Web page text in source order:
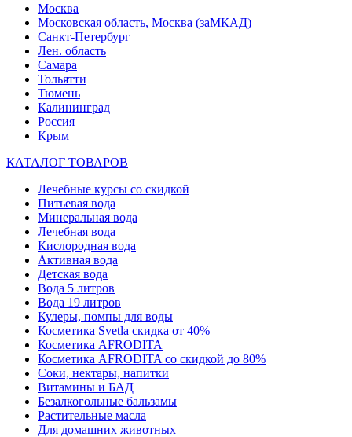
Москва
Московская область, Москва (заМКАД)
Санкт-Петербург
Лен. область
Самара
Тольятти
Тюмень
Калининград
Россия
Крым
КАТАЛОГ ТОВАРОВ
Лечебные курсы со скидкой
Питьевая вода
Минеральная вода
Лечебная вода
Кислородная вода
Активная вода
Детская вода
Вода 5 литров
Вода 19 литров
Кулеры, помпы для воды
Косметика Svetla скидка от 40%
Косметика AFRODITA
Косметика AFRODITA со скидкой до 80%
Соки, нектары, напитки
Витамины и БАД
Безалкогольные бальзамы
Растительные масла
Для домашних животных